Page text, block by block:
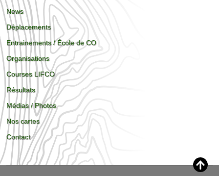
News
Déplacements
Entrainements / École de CO
Organisations
Courses LIFCO
Résultats
Médias / Photos
Nos cartes
Contact